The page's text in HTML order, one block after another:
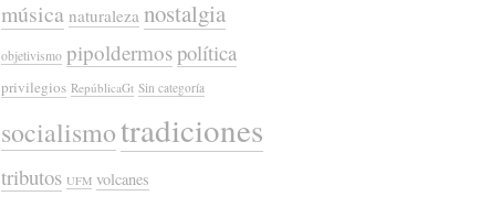
música naturaleza nostalgia
objetivismo pipoldermospolítica
privilegios RepúblicaGt Sin categoría
socialismotradiciones
tributos UFM volcanes